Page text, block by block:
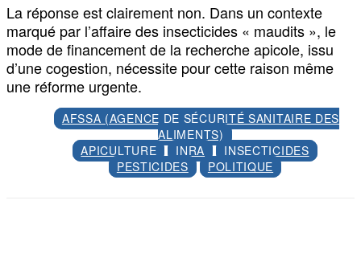
La réponse est clairement non. Dans un contexte
marqué par l’affaire des insecticides « maudits », le
mode de financement de la recherche apicole, issu
d’une cogestion, nécessite pour cette raison même
une réforme urgente.
AFSSA (AGENCE DE SÉCURITÉ SANITAIRE DES
ALIMENTS)
APICULTURE
INRA
INSECTICIDES
PESTICIDES
POLITIQUE